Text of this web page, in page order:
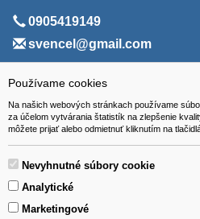
Používame cookies
Na našich webových stránkach používame
za účelom vytvárania štatistík na zlepšenie
môžete prijať alebo odmietnuť kliknutím na
Nevyhnutné súbory cookie
Analytické
Marketingové
0905419149
svencel@gmail.com
ADRESA
VEST - tech s.r.o.
Hviezdoslavova 280/6, 965 01
Slovakia (Slovak Republic)